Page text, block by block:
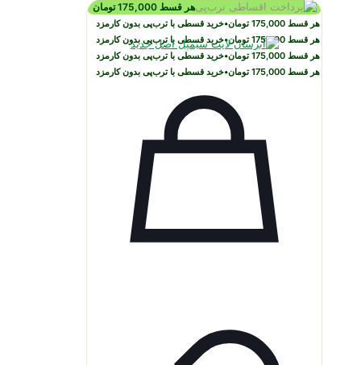
هر قسط175,000 تومان
هر قسط 175,000 تومان•خرید قسطی با ترب‌پی بدون کارمزد
هر قسط 175,000 تومان•خرید قسطی با ترب‌پی بدون کارمزد
هر قسط 175,000 تومان•خرید قسطی با ترب‌پی بدون کارمزد
هر قسط 175,000 تومان•خرید قسطی با ترب‌پی بدون کارمزد